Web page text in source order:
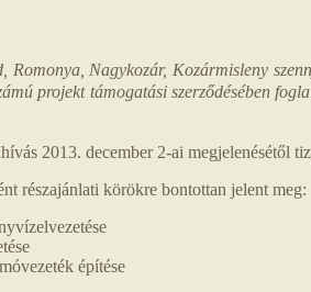
Romonya, Nagykozár, Kozármisleny
projekt támogatási szerződésében
2013. december 2-ai
részajánlati körökre bontottan jelent meg:
építése